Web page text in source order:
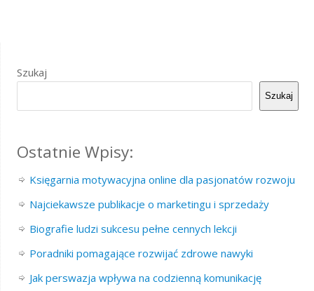
Szukaj
Szukaj
Ostatnie Wpisy:
Księgarnia motywacyjna online dla pasjonatów rozwoju
Najciekawsze publikacje o marketingu i sprzedaży
Biografie ludzi sukcesu pełne cennych lekcji
Poradniki pomagające rozwijać zdrowe nawyki
Jak perswazja wpływa na codzienną komunikację